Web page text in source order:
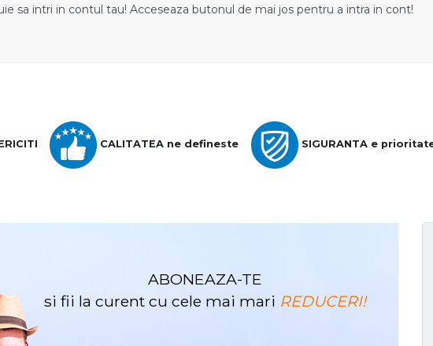
sa intri in contul tau! Acceseaza butonul de mai jos pentru a intra in cont!
CALITATEA ne defineste SIGURANTA e
ABONEAZA-TE
si fii la curent cu cele mai mari REDUCERI!